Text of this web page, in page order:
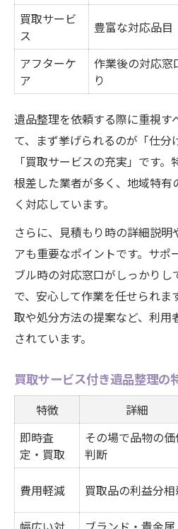
買取サービ
ス
豊富な対応品目
アフターケ
ア
作業後の対応窓
り
遺品整理を依頼する際に重視す
て、まず挙げられるのが「仕分
「買取サービスの充実」です
根差した業者が多く、地域特
く対応しています。
さらに、見積もり時の詳細説
アも重要なポイントです。サポ
ブル時の対応窓口がしっかりし
で、安心して作業を任せられま
取や処分方法の提案など、利用
されています。
買取サービス付き遺品整理の
特徴 詳細
即時査
定・買取
その場で品物の
判断
費用軽減 買取品の利益分